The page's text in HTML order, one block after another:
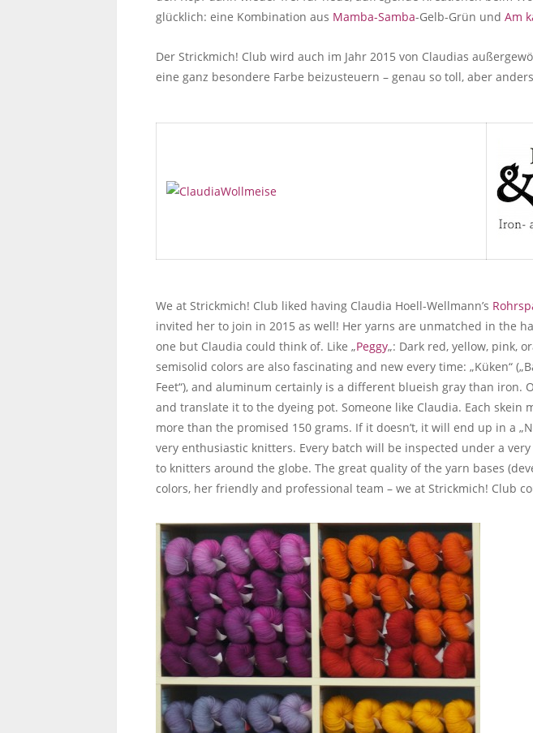
glücklich: eine Kombination aus Mamba-Samba-Gelb-Grün und Am
Der Strickmich! Club wird auch im Jahr 2015 von Claudias
eine ganz besondere Farbe beizusteuern – genau so toll, aber
We at Strickmich! Club liked having Claudia Hoell-Wellmann’s
invited her to join in 2015 as well! Her yarns are unmatched in the
one but Claudia could think of. Like „Peggy„: Dark red, yellow, pink,
semisolid colors are also fascinating and new every time: „Küken“
Feet“), and aluminum certainly is a different blueish gray than iron.
and translate it to the dyeing pot. Someone like Claudia. Each
more than the promised 150 grams. If it doesn’t, it will end up in a
very enthusiastic knitters. Every batch will be inspected under a
to knitters around the globe. The great quality of the yarn bases
colors, her friendly and professional team – we at Strickmich! Club